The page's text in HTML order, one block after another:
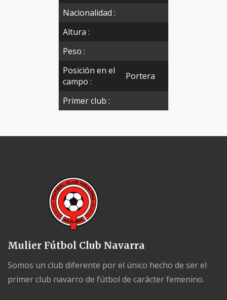
Nacionalidad :
Altura :
Peso :
Posición en el
campo :
Portera
Primer club :
Mulier Fútbol Club Navarra
Somos un club diferente por el único hecho de ser el
primer club navarro de fútbol de carácter femenino.